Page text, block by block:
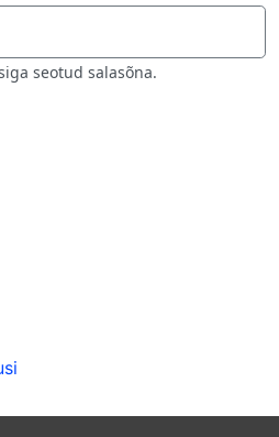
seotud salasõna.